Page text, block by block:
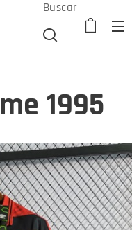
Buscar
1995